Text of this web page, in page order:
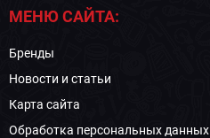
МЕНЮ САЙТА:
Бренды
Новости и статьи
Карта сайта
Обработка персональных данных